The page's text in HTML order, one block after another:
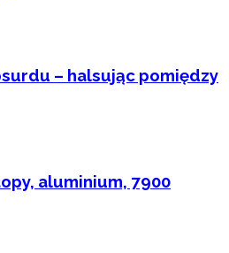
– halsując pomiędzy
aluminium, 7900